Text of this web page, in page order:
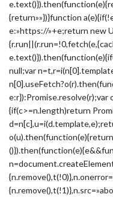
{return»»})}function
e:»https://»+e;return new
null;var
{if(c>=n.length)return